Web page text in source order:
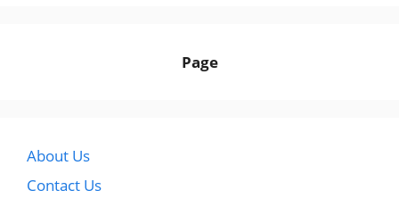
Page
About Us
Contact Us